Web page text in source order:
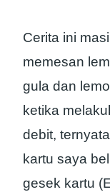
Cerita ini
memesan
gula dan
ketika
debit,
kartu saya
gesek kartu